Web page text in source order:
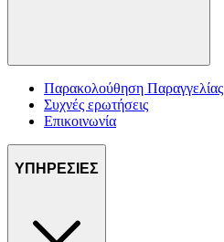
Παρακολούθηση Παραγγελίας
Συχνές ερωτήσεις
Επικοινωνία
ΥΠΗΡΕΣΙΕΣ